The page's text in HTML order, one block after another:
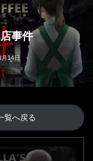
事件
14日
覧へ戻る